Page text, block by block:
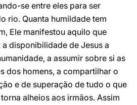
se entre eles para ser
rio. Quanta humildade tem
Ele manifestou aquilo que
disponibilidade de Jesus a
a assumir sobre si as
dos homens, a compartilhar o
e de superação de tudo o que
alheios aos irmãos. Assim